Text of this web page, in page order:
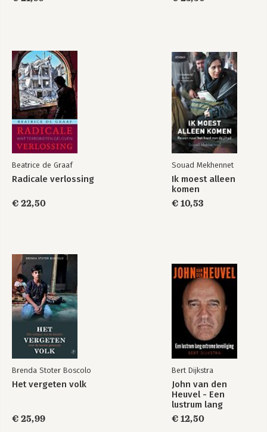
Beatrice de Graaf
Radicale verlossing
€ 22,50
Souad Mekhennet
Ik moest alleen
komen
€ 10,53
Brenda Stoter Boscolo
Het vergeten volk
€ 25,99
Bert Dijkstra
John van den
Heuvel - Een
lustrum lang
extreme beveiliging
€ 12,50